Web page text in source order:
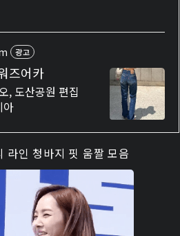
광고
즈어카
, 도산공원 편집
아
라인 청바지 핏 움짤 모음